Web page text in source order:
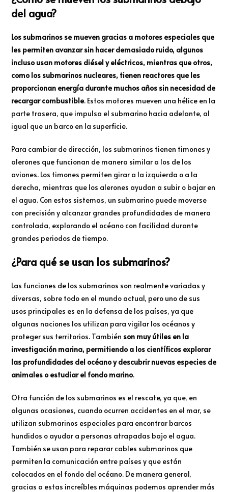
del agua?
Los submarinos se mueven gracias a motores especiales que
les permiten avanzar sin hacer demasiado ruido, algunos
incluso usan motores diésel y eléctricos, mientras que otros,
como los submarinos nucleares, tienen reactores que les
proporcionan energía durante muchos años sin necesidad de
recargar combustible. Estos motores mueven una hélice en la
parte trasera, que impulsa el submarino hacia adelante, al
igual que un barco en la superficie.
Para cambiar de dirección, los submarinos tienen timones y
alerones que funcionan de manera similar a los de los
aviones. Los timones permiten girar a la izquierda o a la
derecha, mientras que los alerones ayudan a subir o bajar en
el agua. Con estos sistemas, un submarino puede moverse
con precisión y alcanzar grandes profundidades de manera
controlada, explorando el océano con facilidad durante
grandes periodos de tiempo.
¿Para qué se usan los submarinos?
Las funciones de los submarinos son realmente variadas y
diversas, sobre todo en el mundo actual, pero uno de sus
usos principales es en la defensa de los países, ya que
algunas naciones los utilizan para vigilar los océanos y
proteger sus territorios. También son muy útiles en la
investigación marina, permitiendo a los científicos explorar
las profundidades del océano y descubrir nuevas especies de
animales o estudiar el fondo marino.
Otra función de los submarinos es el rescate, ya que, en
algunas ocasiones, cuando ocurren accidentes en el mar, se
utilizan submarinos especiales para encontrar barcos
hundidos o ayudar a personas atrapadas bajo el agua.
También se usan para reparar cables submarinos que
permiten la comunicación entre países y que están
colocados en el fondo del océano. De manera general,
gracias a estas increíbles máquinas podemos aprender más